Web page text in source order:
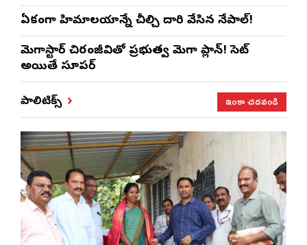
ఏకంగా హిమాలయాన్నే చీల్చి దారి వేసిన నేపాల్!
మెగాస్టార్ చిరంజీవితో ప్రభుత్వ మెగా ప్లాన్! సెట్
అయితే సూపర్
పాలిటిక్స్ ఇంకా చదవండి